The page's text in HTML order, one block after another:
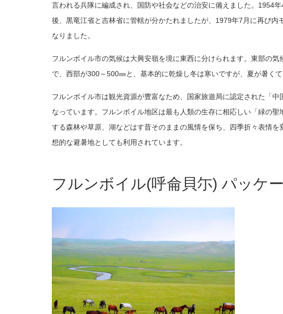
言われる兵隊に編成され、国防や社会などの治安に備えました。1954
後、黒竜江省と吉林省に管轄が分かたれましたが、1979年7月に再び
なりました。
フルンボイル市の気候は大興安嶺を境に東西に分けられます。東部の
で、西部が300～500㎜と、基本的に乾燥し冬は寒いですが、夏が暑く
フルンボイル市は観光資源が豊富なため、国家旅遊局に認定された「
なっています。フルンボイル地区は最も人類の生存に相応しい「緑の聖
する森林や草原、湖などはす昔そのままの風情を保ち、四季折々表情を
想的な避暑地と しても利用されています。
フルンボイル(呼侖貝尓) パッケ